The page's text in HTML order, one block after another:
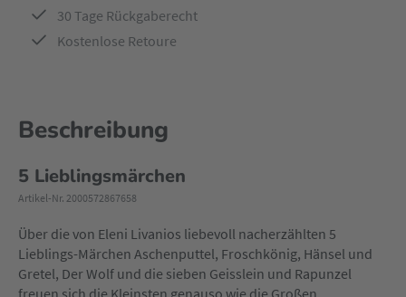
30 Tage Rückgaberecht
Kostenlose Retoure
Beschreibung
5 Lieblingsmärchen
Artikel-Nr. 2000572867658
Über die von Eleni Livanios liebevoll nacherzählten 5
Lieblings-Märchen Aschenputtel, Froschkönig, Hänsel und
Gretel, Der Wolf und die sieben Geisslein und Rapunzel
freuen sich die Kleinsten genauso wie die Großen.